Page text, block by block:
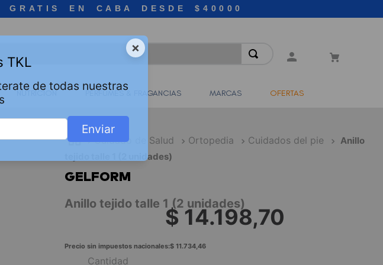
EN CABA DESDE $40000
NUTRICION PERFUMES & FRAGANCIAS MARCAS OFERTAS
Cuidado de Salud Ortopedia Cuidados del pie
Anillo
tejido talle 1 (2 unidades)
GELFORM
Anillo tejido talle 1 (2 unidades)
$ 14.198,70
Precio sin impuestos nacionales:$ 11.734,46
Cantidad
×
TKL
de todas nuestras
Enviar